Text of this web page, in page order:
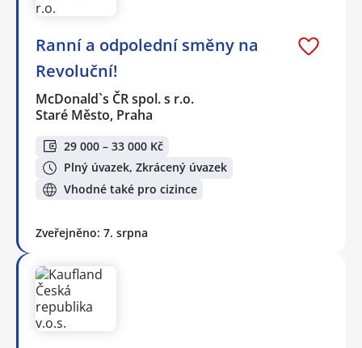
Ranní a odpolední směny na
Revoluční!
McDonald`s ČR spol. s r.o.
Staré Město, Praha
29 000 – 33 000 Kč
Plný úvazek, Zkrácený úvazek
Vhodné také pro cizince
Zveřejněno: 7. srpna